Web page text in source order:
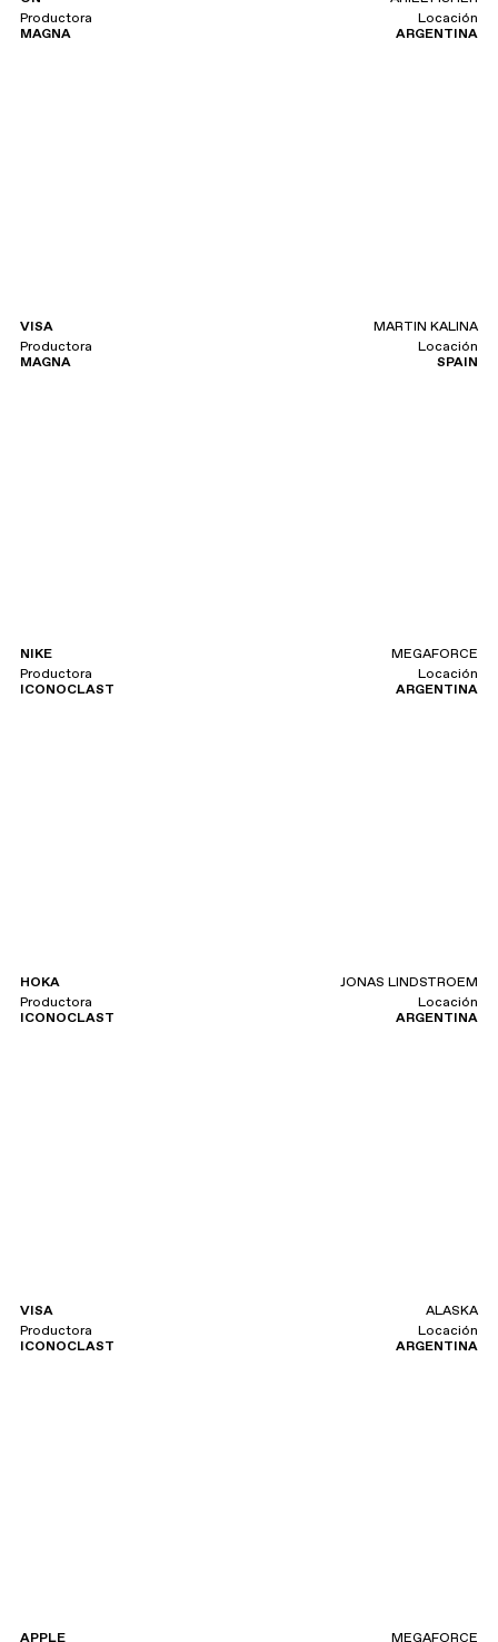
Productora
MAGNA
Locación
ARGENTINA
VISA
MARTIN KALINA
Productora
MAGNA
Locación
SPAIN
NIKE
MEGAFORCE
Productora
ICONOCLAST
Locación
ARGENTINA
HOKA
JONAS LINDSTROEM
Productora
ICONOCLAST
Locación
ARGENTINA
VISA
ALASKA
Productora
ICONOCLAST
Locación
ARGENTINA
APPLE MEGAFORCE